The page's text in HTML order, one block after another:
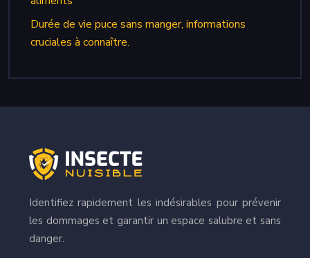
Durée de vie puce sans manger, informations
cruciales à connaître.
Identifiez rapidement les indésirables pour prévenir
les dommages et garantir un espace salubre et sans
danger.